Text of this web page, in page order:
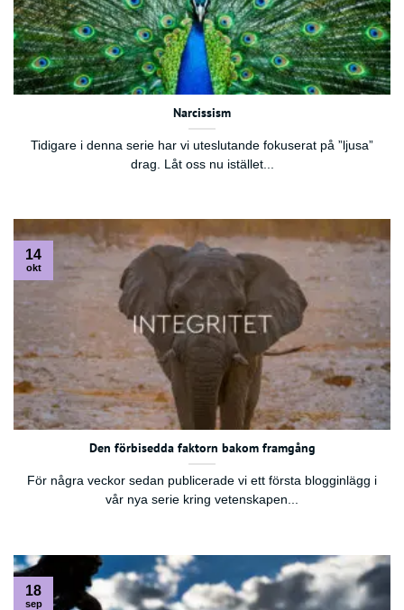
Narcissism
Tidigare i denna serie har vi uteslutande fokuserat på ”ljusa”
drag. Låt oss nu istället...
Den förbisedda faktorn bakom framgång
För några veckor sedan publicerade vi ett första blogginlägg i
vår nya serie kring vetenskapen...
14
okt
18
sep